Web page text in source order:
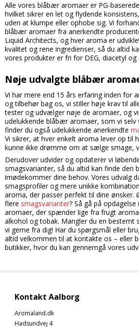
Alle vores blåbær aromaer er PG-
hvilket sikrer en let og flydende
uden at klumpe eller ophobe sig. Vi
blåbær aromaer fra anerkendte
Liquid Architects, og hver aroma er
kvalitet og rene ingredienser, så du altid
vores produkter er fri for DEG, diacetyl og
Nøje udvalgte blåbær
Vi har mere end 15 års erfaring inden for
og tilbehør bag os, vi stiller høje krav til
tester og udvælger nøje de aromaer, og
udelukkende blåbær aromaer, som vi selv
finder du også udelukkende anerkendte
Vi sikrer, at hver enkelt aroma lever op til
kunne ikke drømme om at sælge smage,
Derudover udvider og opdaterer vi
smagsvarianter, så du altid kan finde den
imødekommer dine behov. Vores udvalg
smagsprofiler og mere unikke
aroma, der passer perfekt til dine ønsker.
flere smagsvarianter? Så gå på
aromaer, der spænder lige fra frugt
alkohol og tobak. Mangler du en bestemt
vi gerne fra dig! Har du spørgsmål eller
altid velkommen til at kontakte os – eller
butikker, hvor du kan gennemgå vores
Kontakt Aalborg
Aromaland.dk
Hadsundvej 4